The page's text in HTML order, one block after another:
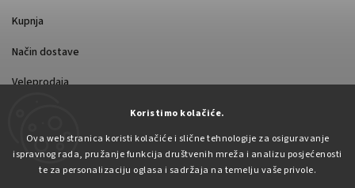
Koristimo kolačiće.
Ova web stranica koristi kolačiće i slične tehnologije za osiguravanje
ispravnog rada, pružanje funkcija društvenih mreža i analizu posjećenosti
te za personalizaciju oglasa i sadržaja na temelju vaše privole.
Kupnja
Način dostave
Veleprodaja